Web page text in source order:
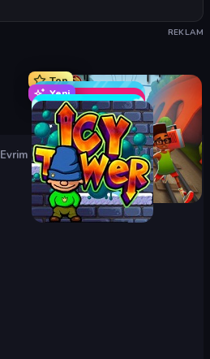
REKLAM
Top
Yeni
Evrim Savaşı 2